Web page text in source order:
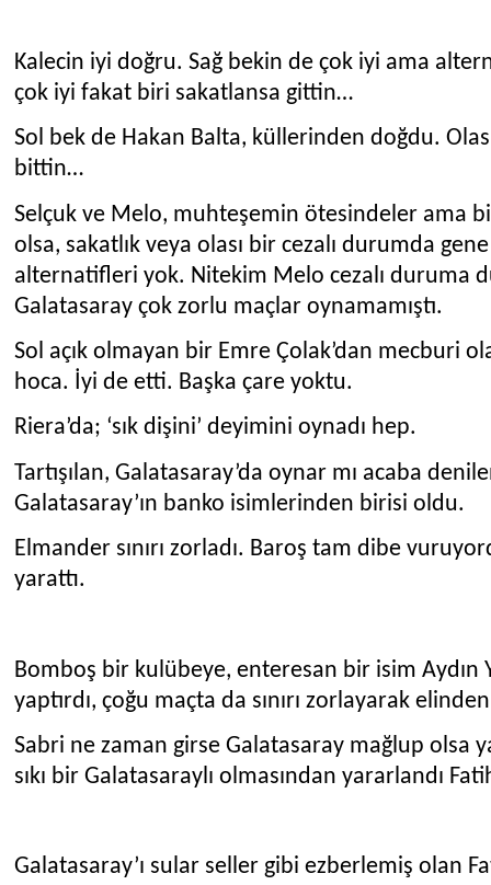
Kalecin iyi doğru. Sağ bekin de çok iyi ama
çok iyi fakat biri sakatlansa gittin…
Sol bek de Hakan Balta, küllerinden doğdu.
bittin…
Selçuk ve Melo, muhteşemin ötesindeler ama
olsa, sakatlık veya olası bir cezalı durumda gene
alternatifleri yok. Nitekim Melo cezalı duruma
Galatasaray çok zorlu maçlar oynamamıştı.
Sol açık olmayan bir Emre Çolak’dan mecburi
hoca. İyi de etti. Başka çare yoktu.
Riera’da; ‘sık dişini’ deyimini oynadı hep.
Tartışılan, Galatasaray’da oynar mı acaba
Galatasaray’ın banko isimlerinden birisi oldu.
Elmander sınırı zorladı. Baroş tam dibe
yarattı.
Bomboş bir kulübeye, enteresan bir isim Aydın
yaptırdı, çoğu maçta da sınırı zorlayarak
Sabri ne zaman girse Galatasaray mağlup olsa
sıkı bir Galatasaraylı olmasından yararlandı
Galatasaray’ı sular seller gibi ezberlemiş olan